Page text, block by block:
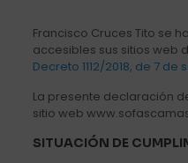
Francisco Cruces Tito se
accesibles sus sitios web
Decreto 1112/2018, de 7
La presente declaración
sitio web
SITUACIÓN DE